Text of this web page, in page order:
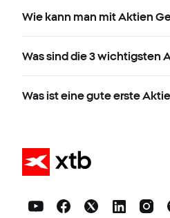
Wie kann man mit Aktien
Was sind die 3 wichtigsten
Was ist eine gute erste